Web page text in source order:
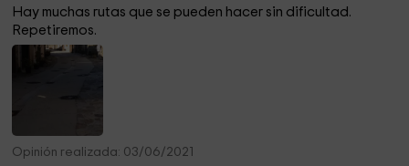
Hay muchas rutas que se pueden hacer sin dificultad.
Repetiremos.
Opinión realizada: 03/06/2021